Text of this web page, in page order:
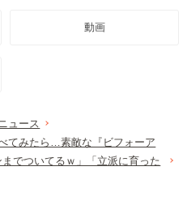
動画
ュース
てみたら…素敵な『ビフォーア
でついてるｗ」「立派に育った